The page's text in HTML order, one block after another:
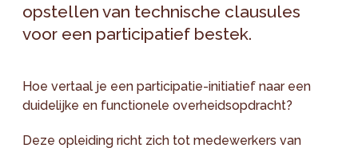
opstellen van technische clausules
voor een participatief bestek.
Hoe vertaal je een participatie-initiatief naar een
duidelijke en functionele overheidsopdracht?
Deze opleiding richt zich tot medewerkers van